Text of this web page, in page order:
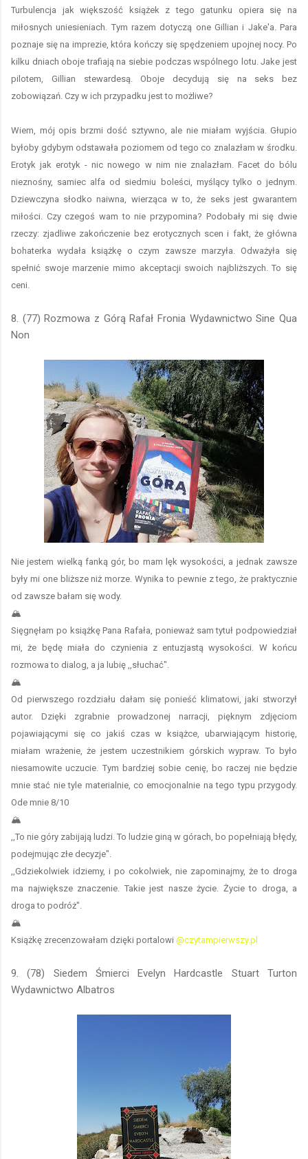
Turbulencja jak większość książek z tego gatunku opiera się na
miłosnych uniesieniach. Tym razem dotyczą one Gillian i Jake'a. Para
poznaje się na imprezie, która kończy się spędzeniem upojnej nocy. Po
kilku dniach oboje trafiają na siebie podczas wspólnego lotu. Jake jest
pilotem, Gillian stewardesą. Oboje decydują się na seks bez
zobowiązań. Czy w ich przypadku jest to możliwe?
Wiem, mój opis brzmi dość sztywno, ale nie miałam wyjścia. Głupio
byłoby gdybym odstawała poziomem od tego co znalazłam w środku.
Erotyk jak erotyk - nic nowego w nim nie znalazłam. Facet do bólu
nieznośny, samiec alfa od siedmiu boleści, myślący tylko o jednym.
Dziewczyna słodko naiwna, wierząca w to, że seks jest gwarantem
miłości. Czy czegoś wam to nie przypomina? Podobały mi się dwie
rzeczy: zjadliwe zakończenie bez erotycznych scen i fakt, że główna
bohaterka wydała książkę o czym zawsze marzyła. Odważyła się
spełnić swoje marzenie mimo akceptacji swoich najbliższych. To się
ceni.
8. (77) Rozmowa z Górą Rafał Fronia Wydawnictwo Sine Qua
Non
Nie jestem wielką fanką gór, bo mam lęk wysokości, a jednak zawsze
były mi one bliższe niż morze. Wynika to pewnie z tego, że praktycznie
od zawsze bałam się wody.
🏔️
Sięgnęłam po książkę Pana Rafała, ponieważ sam tytuł podpowiedział
mi, że będę miała do czynienia z entuzjastą wysokości. W końcu
rozmowa to dialog, a ja lubię ,,słuchać".
🏔️
Od pierwszego rozdziału dałam się ponieść klimatowi, jaki stworzył
autor. Dzięki zgrabnie prowadzonej narracji, pięknym zdjęciom
pojawiającymi się co jakiś czas w książce, ubarwiającym historię,
miałam wrażenie, że jestem uczestnikiem górskich wypraw. To było
niesamowite uczucie. Tym bardziej sobie cenię, bo raczej nie będzie
mnie stać nie tyle materialnie, co emocjonalnie na tego typu przygody.
Ode mnie 8/10
🏔️
,,To nie góry zabijają ludzi. To ludzie giną w górach, bo popełniają błędy,
podejmując złe decyzje".
,,Gdziekolwiek idziemy, i po cokolwiek, nie zapominajmy, że to droga
ma największe znaczenie. Takie jest nasze życie. Życie to droga, a
droga to podróż".
🏔️
Książkę zrecenzowałam dzięki portalowi @czytampierwszy.pl
9. (78) Siedem Śmierci Evelyn Hardcastle Stuart Turton
Wydawnictwo Albatros